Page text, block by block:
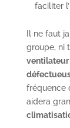
faciliter
Il ne faut
groupe, ni
fréquence
aidera